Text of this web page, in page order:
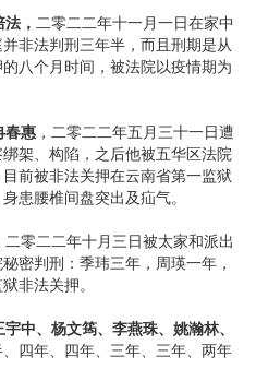
， 二零二二年十一月一日在家中
非法判刑三年半，而且刑期是从
八个月时间，被法院以疫情期为
春惠 ，二零二二年五月三十一日遭
架、构陷，之后他被五华区法院
前被非法关押在云南省第一监狱
患腰椎间盘突出及疝气。
二零二二年十月三日被太家和派出
密判刑：季玮三年，周瑛一年，
非法关押。
中、杨文筠、李燕珠、姚瀚林、
四年、四年、三年、三年、两年